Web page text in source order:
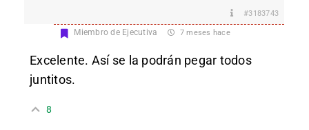
#3183743
Miembro de Ejecutiva 7 meses hace
Excelente. Así se la podrán pegar todos
juntitos.
8